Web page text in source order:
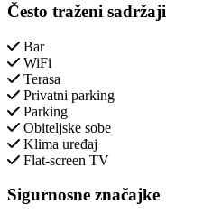
Često traženi sadržaji
Bar
WiFi
Terasa
Privatni parking
Parking
Obiteljske sobe
Klima uređaj
Flat-screen TV
Sigurnosne značajke